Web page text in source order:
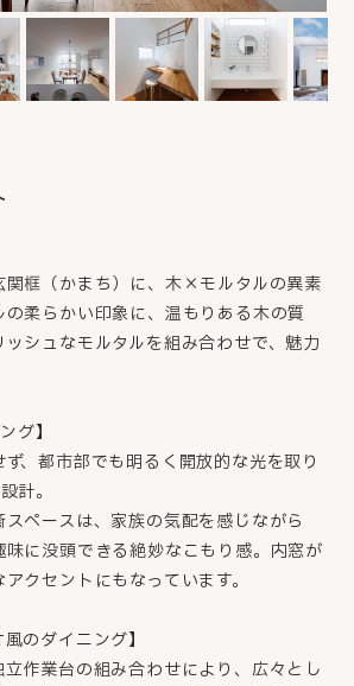
関框（かまち）に、木×モルタルの異素
柔らかい印象に、温もりある木の質
シュなモルタルを組み合わせで、魅力
グ】
、都市部でも明るく開放的な光を取り
計。
ペースは、家族の気配を感じながら
に没頭できる絶妙なこもり感。内窓が
クセントにもなっています。
のダイニング】
作業台の組み合わせにより、広々とし